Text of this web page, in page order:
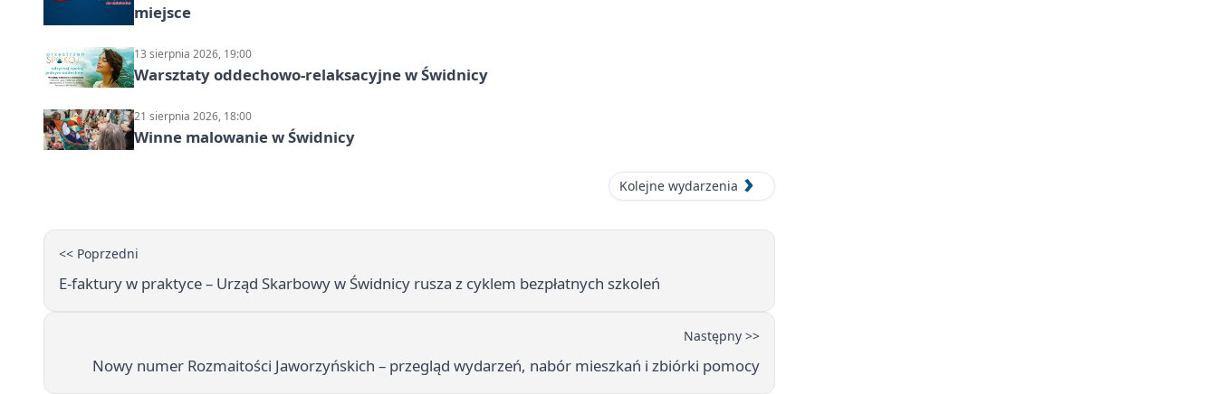
miejsce
13 sierpnia 2026, 19:00
Warsztaty oddechowo-relaksacyjne w Świdnicy
21 sierpnia 2026, 18:00
Winne malowanie w Świdnicy
Kolejne wydarzenia
<< Poprzedni
E‑faktury w praktyce – Urząd Skarbowy w Świdnicy rusza z cyklem bezpłatnych szkoleń
Następny >>
Nowy numer Rozmaitości Jaworzyńskich – przegląd wydarzeń, nabór mieszkań i zbiórki pomocy